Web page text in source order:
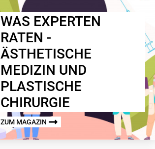
WAS EXPERTEN
RATEN -
ÄSTHETISCHE
MEDIZIN UND
PLASTISCHE
CHIRURGIE
ZUM MAGAZIN